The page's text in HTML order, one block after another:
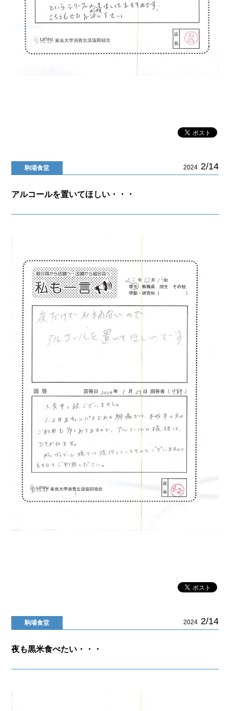
駒場食堂 2024 2/14
アルコールを置いてほしい・・・
駒場食堂 2024 2/14
夜も黒米食べたい・・・